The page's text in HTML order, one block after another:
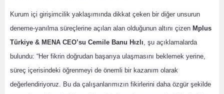
Kurum içi girişimcilik yaklaşımında dikkat çeken bir diğer unsurun
deneme-yanılma süreçlerine açılan alan olduğunun altını çizen Mplus
Türkiye & MENA CEO’su Cemile Banu Hızlı, şu açıklamalarda
bulundu: “Her fikrin doğrudan başarıya ulaşmasını beklemek yerine,
süreç içerisindeki öğrenmeyi de önemli bir kazanım olarak
değerlendiriyoruz. Bu da çalışanlarımızın fikirlerini daha özgür şekilde